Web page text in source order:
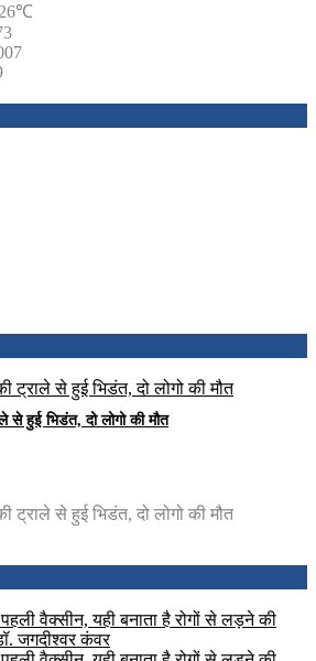
से हुई भिडंत, दो लोगो की मौत